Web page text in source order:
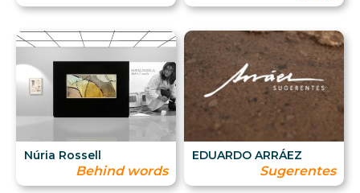
Núria Rossell
Behind words
EDUARDO ARRÁEZ
Sugerentes